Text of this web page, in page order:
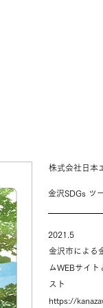
株式会社日本
金沢SDGs ツ
2021.5
金沢市による
ムWEBサイト
スト
https://